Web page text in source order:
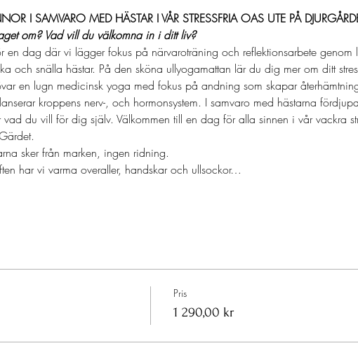
I SAMVARO MED HÄSTAR I VÅR STRESSFRIA OAS UTE PÅ
om? Vad vill du välkomna in i ditt liv?
en dag där vi lägger fokus på närvaroträning och reflektionsarbete
och snälla hästar. På den sköna ullyogamattan lär du dig mer om ditt
en lugn medicinsk yoga med fokus på andning som skapar
kroppens nerv-, och hormonsystem. I samvaro med hästarna
vad du vill för dig själv. Välkommen till en dag för alla sinnen i vår vackra
sker från marken, ingen ridning.
har vi varma overaller, handskar och ullsockor…
Pris
1 290,00 kr